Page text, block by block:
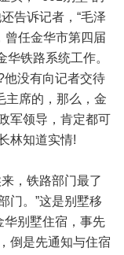
告诉记者，“毛泽
曾任金华市第四届
铁路系统工作。
他没有向记者交待
主席的，那么，金
军领导，肯定都可
林知道实情!
，铁路部门最了
门。”这是别墅移
华别墅住宿，事先
倒是先通知与住宿